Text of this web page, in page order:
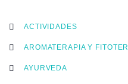
ACTIVIDADES
AROMATERAPIA Y
AYURVEDA